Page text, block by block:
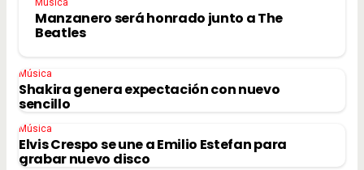
Música
Manzanero será honrado junto a The
Beatles
Música
Shakira genera expectación con nuevo
sencillo
Música
Elvis Crespo se une a Emilio Estefan para
grabar nuevo disco